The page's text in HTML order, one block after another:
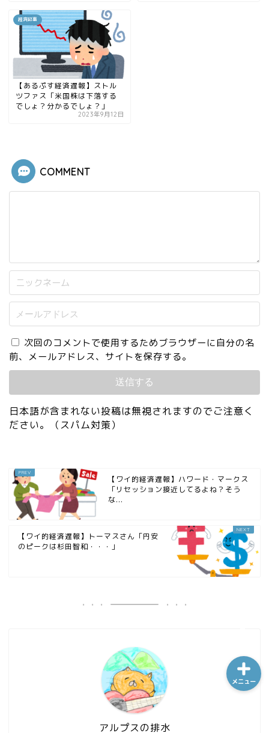
経済記事
【あるぷす経済遅報】ストル
ツファス「米国株は下落する
でしょ？分かるでしょ？」
2023年9月12日
COMMENT
次回のコメントで使用するためブラウザーに自分の名
前、メールアドレス、サイトを保存する。
日本語が含まれない投稿は無視されますのでご注意く
ださい。（スパム対策）
【ワイ的経済遅報】ハワード・マークス
「リセッション接近してるよね？そう
な...
【ワイ的経済遅報】トーマスさん「円安
のピークは杉田智和・・・」
アルプスの排水
メニュー
シーケンス制御
趣味